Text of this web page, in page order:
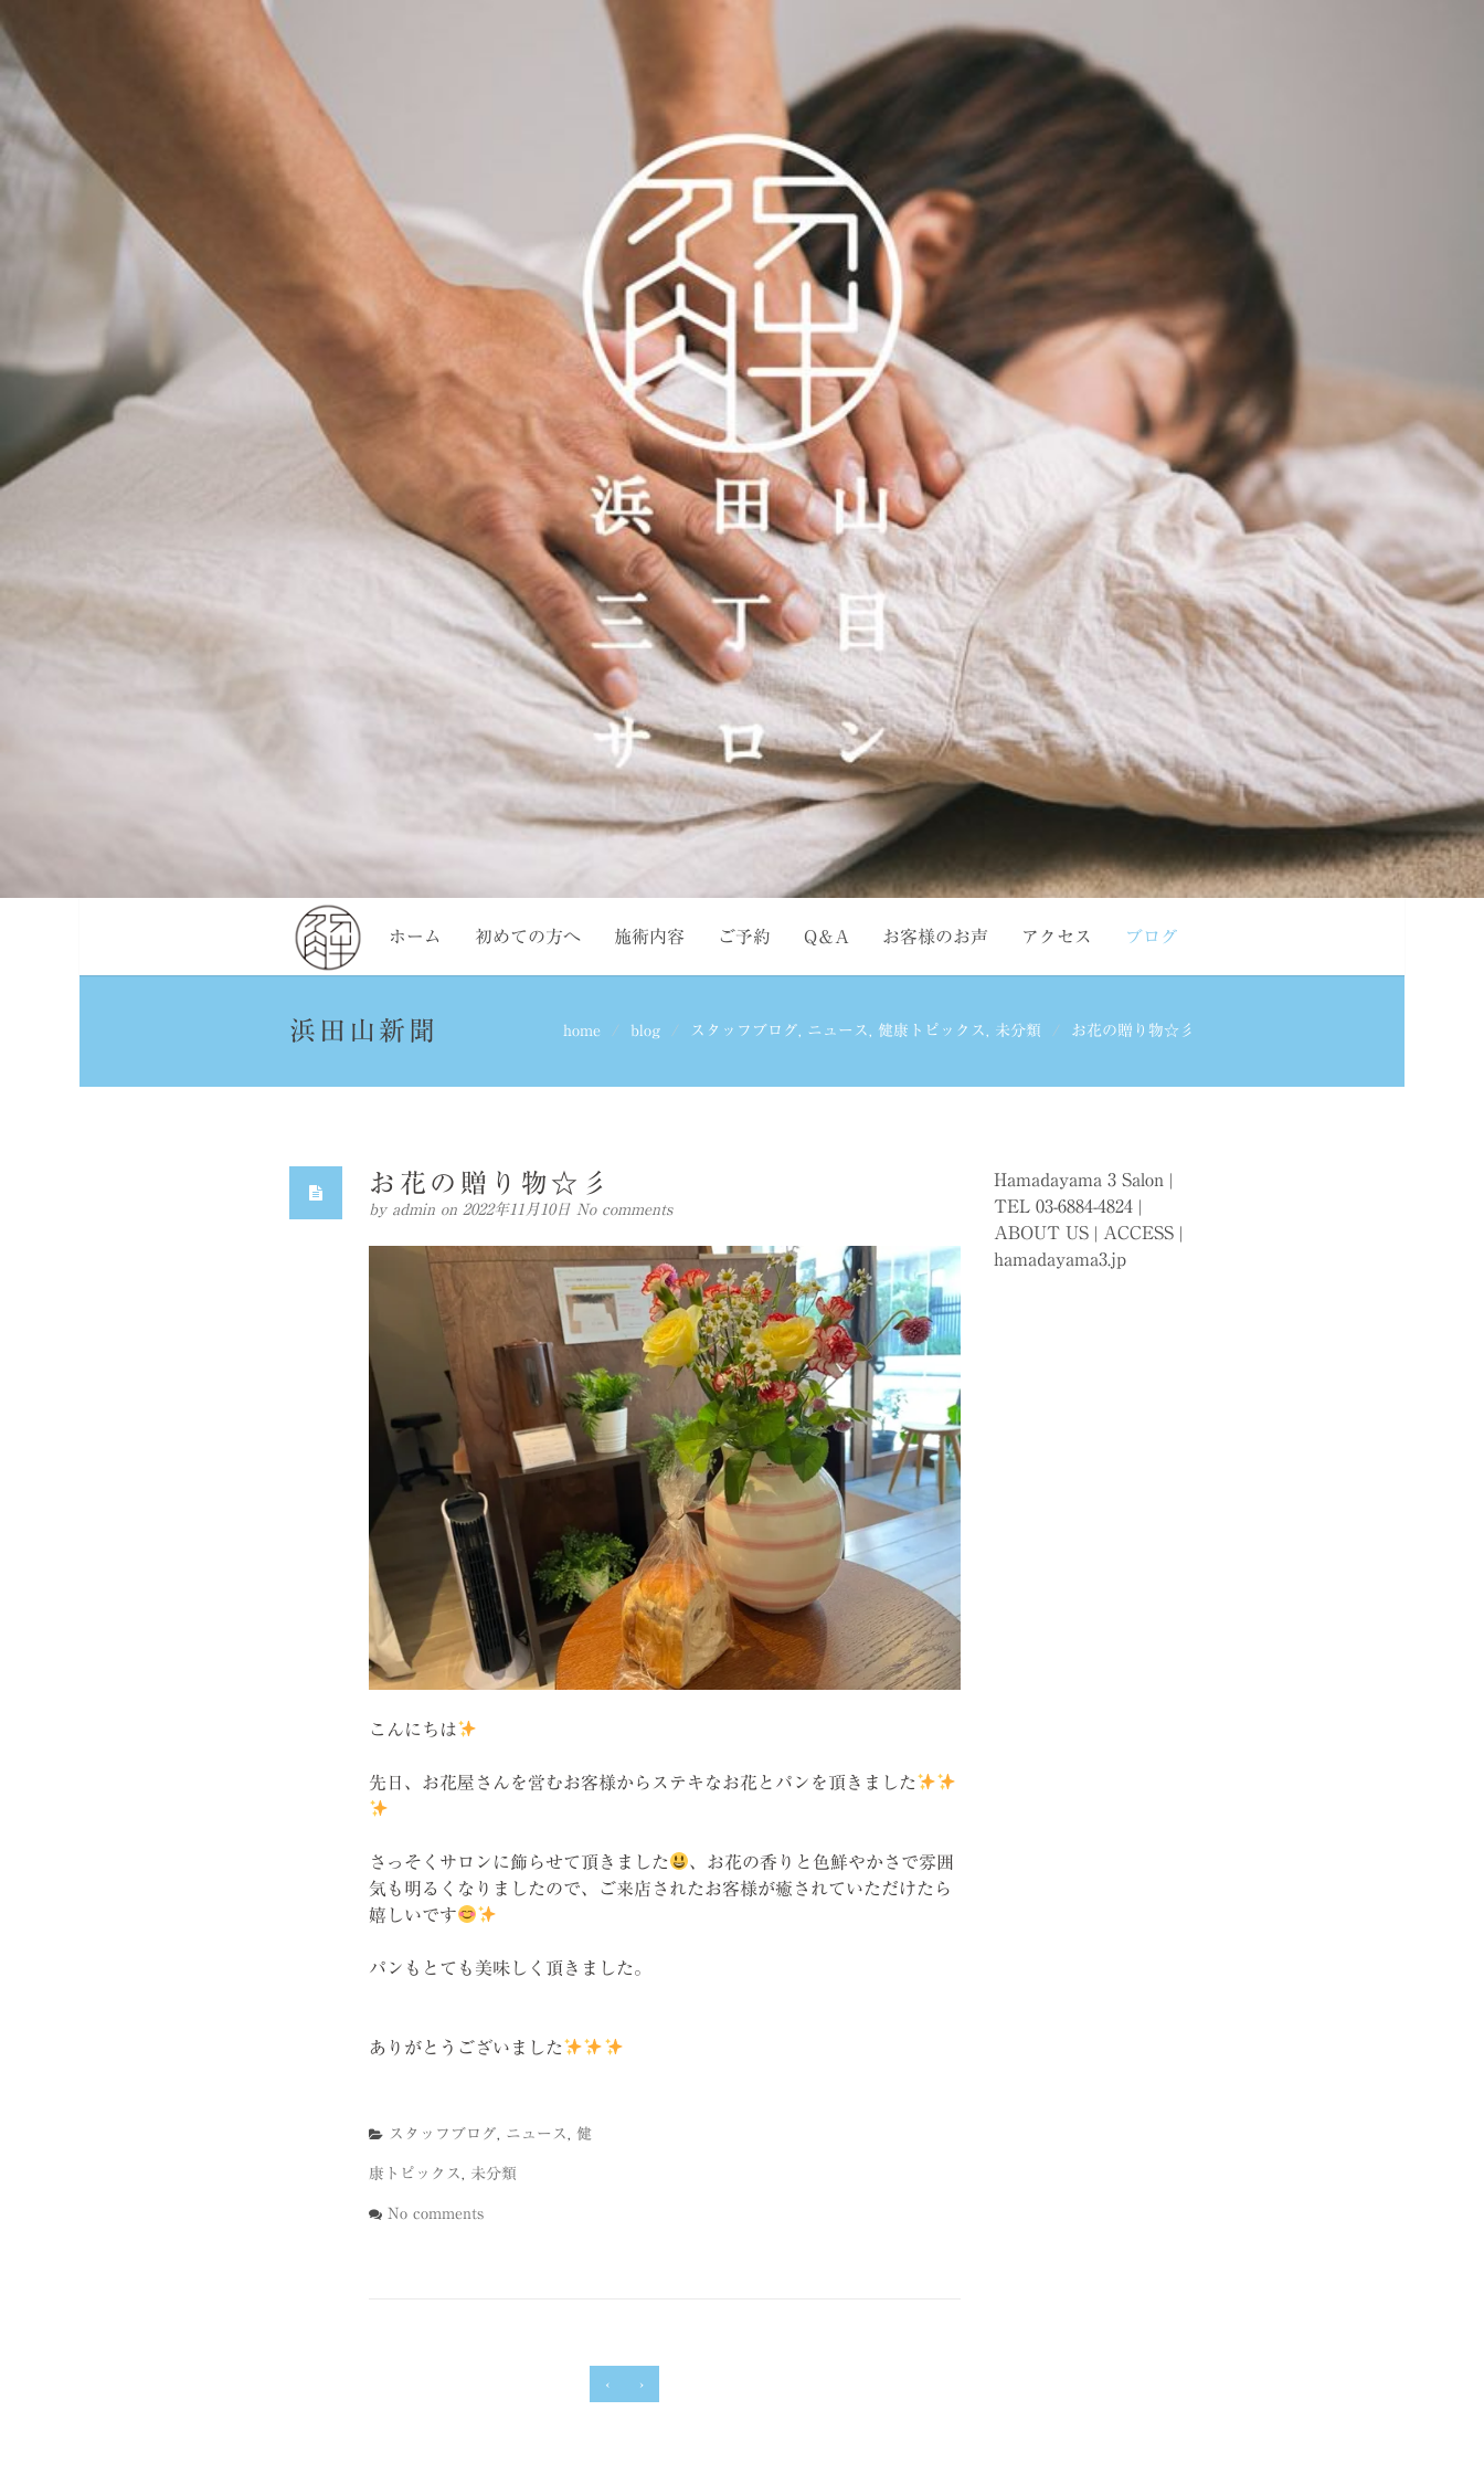
ホーム 初めての方へ 施術内容 ご予約 Q＆A お客様のお声 アクセス ブログ
浜田山新聞 home blog スタッフブログ, ニュース , 健康トピックス , 未分類 お花の贈り物☆彡
お花の贈り物☆彡
by admin on 2022年11月10日 No comments
こんにちは
先日、お花屋さんを営むお客様からステキなお花とパンを頂きました
さっそくサロンに飾らせて頂きました
、お花の香りと色鮮やかさで雰囲
気も明るくなりましたので、ご来店されたお客様が癒されていただけたら
嬉しいです
パンもとても美味しく頂きました。
ありがとうございました
スタッフブログ ニュース 健
康トピックス 未分類
No comments
‹ ›
Hamadayama 3 Salon |
TEL 03-6884-4824 |
ABOUT US| ACCESS|
hamadayama3.jp